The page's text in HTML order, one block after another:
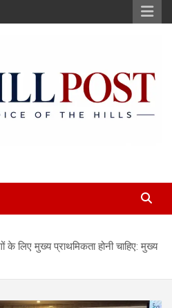
के लिए मुख्य प्राथमिकता होनी चाहिए: मुख्य